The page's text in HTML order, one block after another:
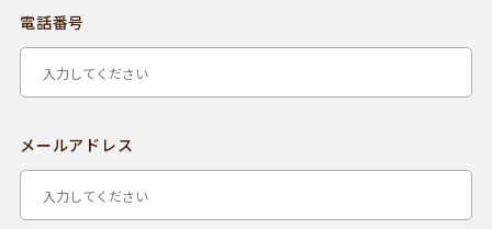
電話番号
メールアドレス